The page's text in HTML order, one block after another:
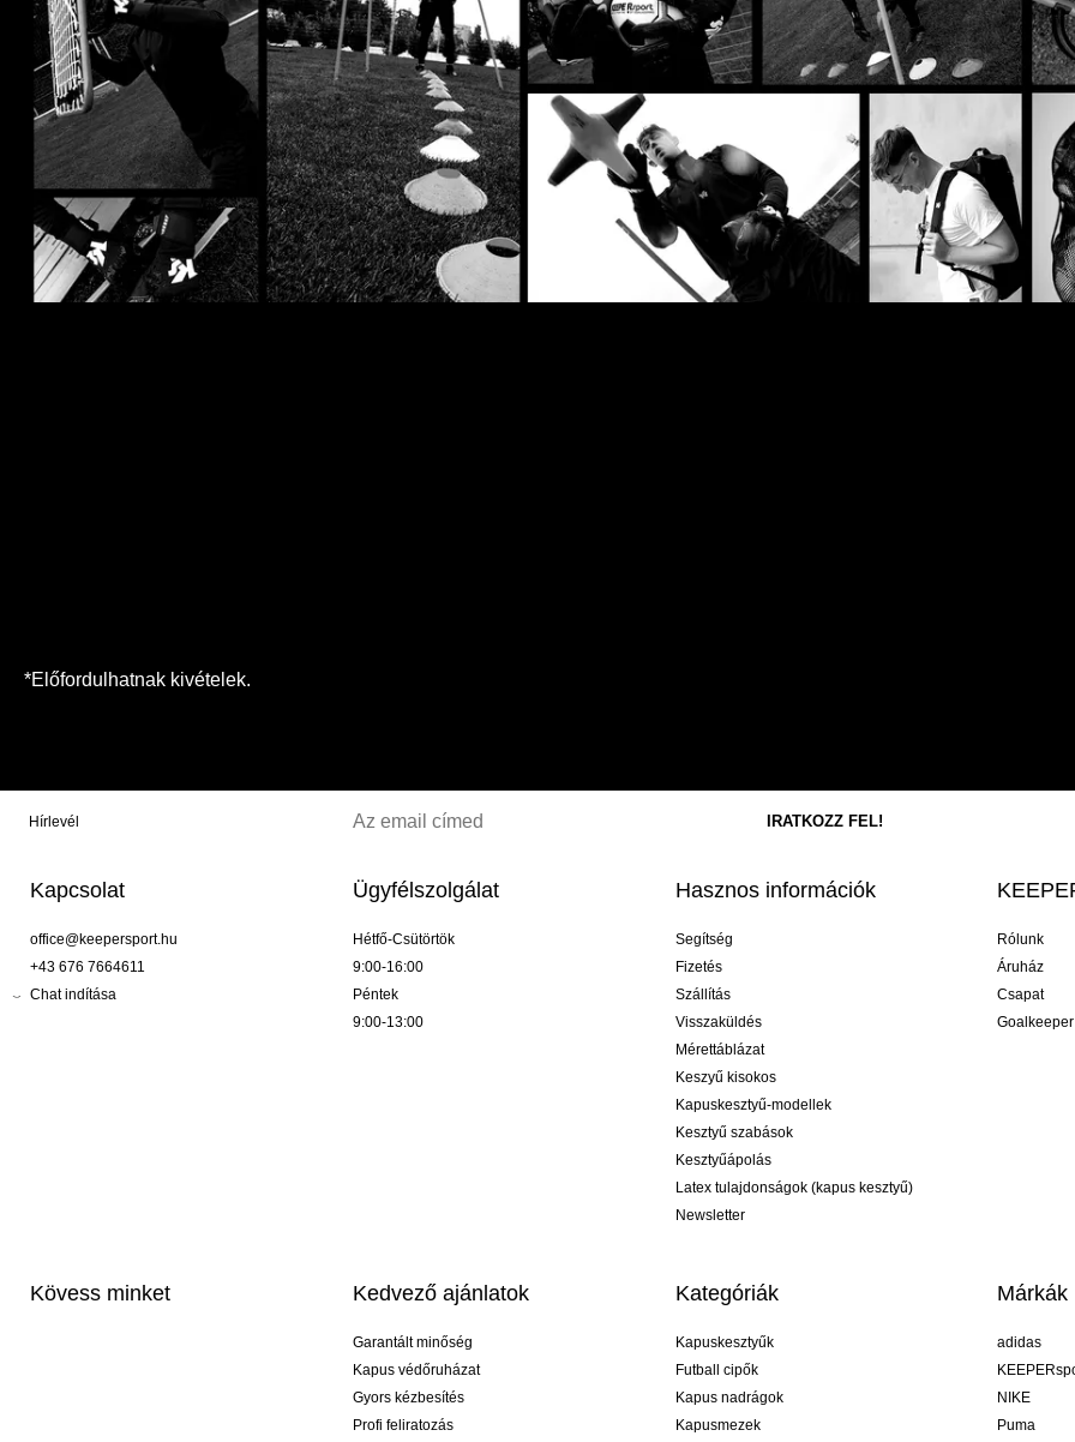
*Előfordulhatnak kivételek.
Hírlevél
Kapcsolat
office@keepersport.hu
+43 676 7664611
Chat indítása
Ügyfélszolgálat
Hétfő-Csütörtök
9:00-16:00
Péntek
9:00-13:00
Hasznos információk
Segítség
Fizetés
Szállítás
Visszaküldés
Mérettáblázat
Keszyű kisokos
Kapuskesztyű-modellek
Kesztyű szabások
Kesztyűápolás
Latex tulajdonságok (kapus kesztyű)
Newsletter
Rólunk
Áruház
Csapat
Kövess minket Kedvező ajánlatok
Garantált minőség
Kapus védőruházat
Gyors kézbesítés
Profi feliratozás
Kategóriák
Kapuskesztyűk
Futball cipők
Kapus nadrágok
Kapusmezek
Márkák
adidas
NIKE
Puma